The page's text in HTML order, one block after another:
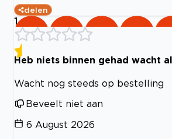
delen
1
Heb niets binnen gehad wacht
Wacht nog steeds op bestelling
Beveelt niet aan
6 August 2026